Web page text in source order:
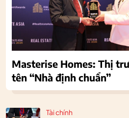
Tài chính
Masterise Homes: Thị
tên “Nhà định chuẩn”